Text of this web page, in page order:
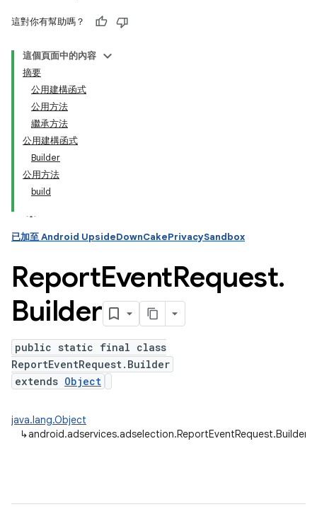
這對你有幫助嗎？
這個頁面中的內容
摘要
公用建構函式
公用方法
繼承方法
公用建構函式
Builder
公用方法
build
已加至 Android UpsideDownCakePrivacySandbox
ReportEventRequest.
Builder
public static final class
ReportEventRequest.Builder
extends Object
java.lang.Object
↳android.adservices.adselection.ReportEventRequest.Builder